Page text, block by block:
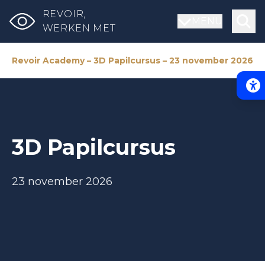
REVOIR,
WERKEN MET
Revoir Academy – 3D Papilcursus – 23 november 2026
3D Papilcursus
23 november 2026